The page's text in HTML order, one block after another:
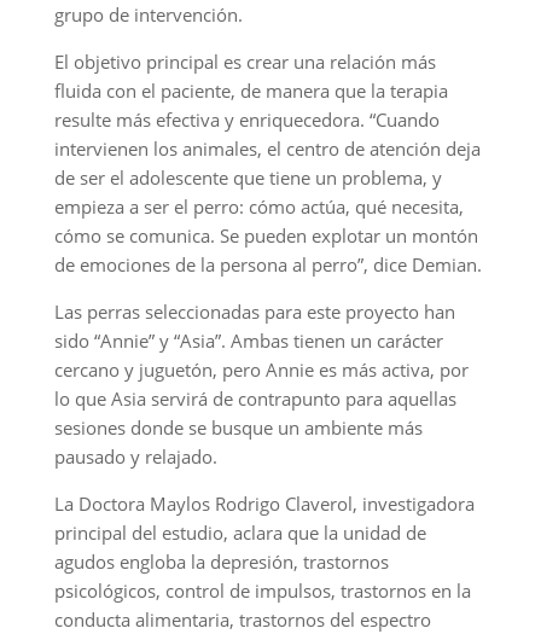
grupo de intervención.
El objetivo principal es crear una relación más
fluida con el paciente, de manera que la terapia
resulte más efectiva y enriquecedora. “Cuando
intervienen los animales, el centro de atención deja
de ser el adolescente que tiene un problema, y
empieza a ser el perro: cómo actúa, qué necesita,
cómo se comunica. Se pueden explotar un montón
de emociones de la persona al perro”, dice Demian.
Las perras seleccionadas para este proyecto han
sido “Annie” y “Asia”. Ambas tienen un carácter
cercano y juguetón, pero Annie es más activa, por
lo que Asia servirá de contrapunto para aquellas
sesiones donde se busque un ambiente más
pausado y relajado.
La Doctora Maylos Rodrigo Claverol, investigadora
principal del estudio, aclara que la unidad de
agudos engloba la depresión, trastornos
psicológicos, control de impulsos, trastornos en la
conducta alimentaria, trastornos del espectro